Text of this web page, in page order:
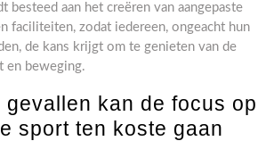
besteed aan het creëren van aangepaste
faciliteiten, zodat iedereen, ongeacht hun
de kans krijgt om te genieten van de
en beweging.
gevallen kan de focus op
sport ten koste gaan